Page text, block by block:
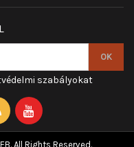
szabályokat
All Rights Reserved.